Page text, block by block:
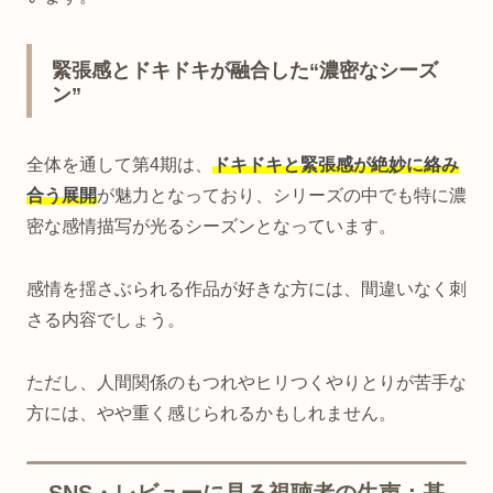
緊張感とドキドキが融合した“濃密なシーズ
ン”
全体を通して第4期は、 ドキドキと緊張感が絶妙に絡み
合う展開が魅力となっており、シリーズの中でも特に濃
密な感情描写が光るシーズンとなっています。
感情を揺さぶられる作品が好きな方には、間違いなく刺
さる内容でしょう。
ただし、人間関係のもつれやヒリつくやりとりが苦手な
方には、やや重く感じられるかもしれません。